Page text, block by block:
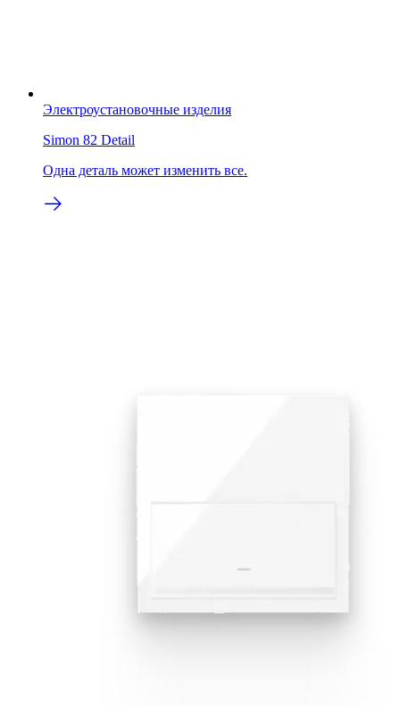
Электроустановочные изделия
Simon 82 Detail
Одна деталь может изменить все.